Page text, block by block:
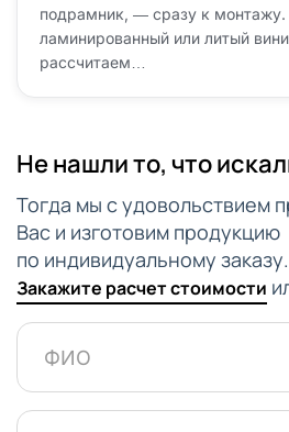
подрамник, — сразу к монтажу.
ламинированный или литый
рассчитаем…
Не нашли то, что
Тогда мы с удовольствием
Вас и изготовим продукцию
по индивидуальному заказу.
Закажите расчет стоимости